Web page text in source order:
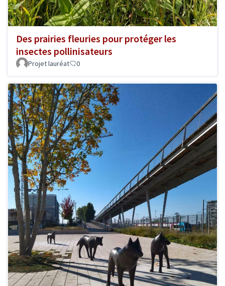
Des prairies fleuries pour protéger les
insectes pollinisateurs
Projet lauréat 0